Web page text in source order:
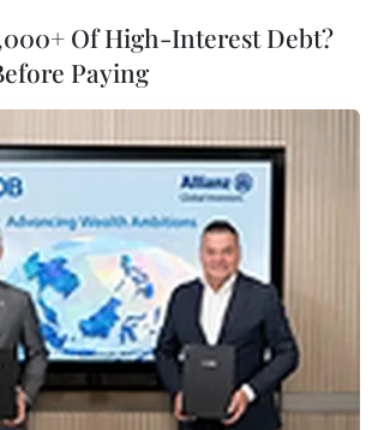
sự cố, hàng nghìn người
thể truy cập
sự cố Downdetector.com chỉ ra hơn
ở Mỹ đã báo cáo gặp vấn đề khi truy
mạng xã hội này chưa có phản hồi về
Of High-Interest Debt?
Paying